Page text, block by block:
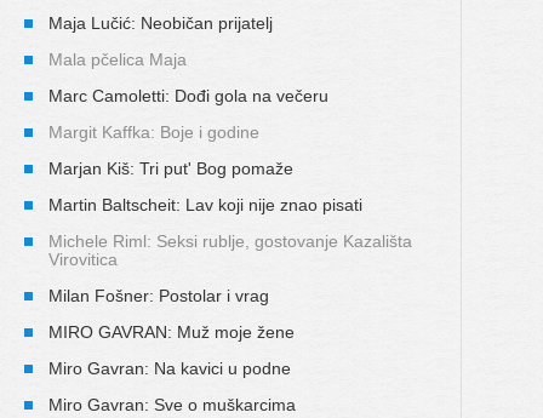
Maja Lučić: Neobičan prijatelj
Mala pčelica Maja
Marc Camoletti: Dođi gola na večeru
Margit Kaffka: Boje i godine
Marjan Kiš: Tri put' Bog pomaže
Martin Baltscheit: Lav koji nije znao pisati
Michele Riml: Seksi rublje, gostovanje Kazališta
Virovitica
Milan Fošner: Postolar i vrag
MIRO GAVRAN: Muž moje žene
Miro Gavran: Na kavici u podne
Miro Gavran: Sve o muškarcima